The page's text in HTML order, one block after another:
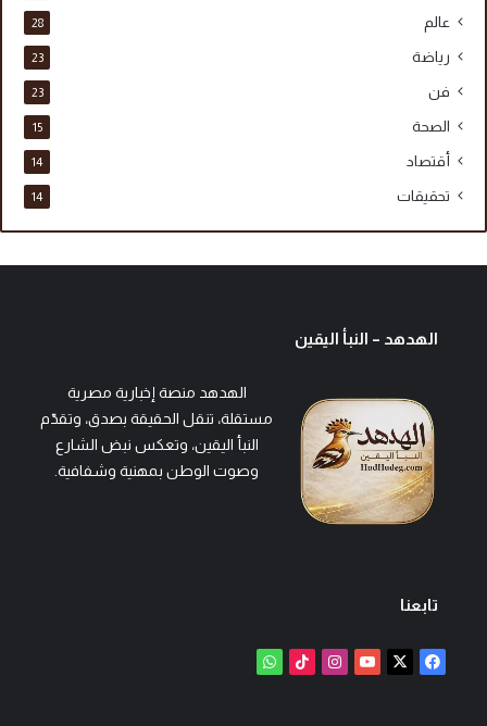
عالم 28
رياضة 23
فن 23
الصحة 15
أقتصاد 14
تحقيقات 14
الهدهد – النبأ اليقين
الهدهد منصة إخبارية مصرية
مستقلة، تنقل الحقيقة بصدق، وتقدّم
النبأ اليقين، وتعكس نبض الشارع
وصوت الوطن بمهنية وشفافية.
تابعنا
فيسبوك ‫YouTubeانستقرام‫TikTok